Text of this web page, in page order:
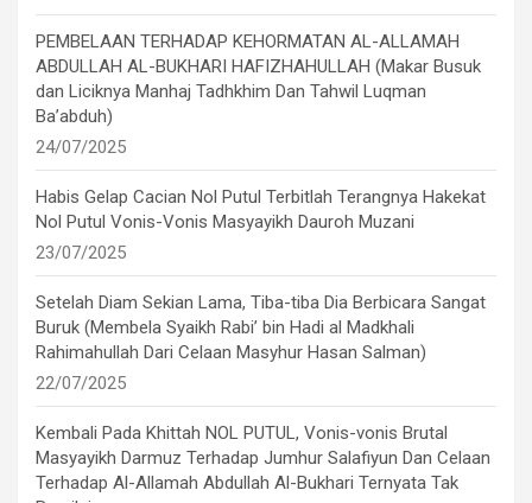
PEMBELAAN TERHADAP KEHORMATAN AL-ALLAMAH
ABDULLAH AL-BUKHARI HAFIZHAHULLAH (Makar Busuk
dan Liciknya Manhaj Tadhkhim Dan Tahwil Luqman
Ba’abduh)
24/07/2025
Habis Gelap Cacian Nol Putul Terbitlah Terangnya Hakekat
Nol Putul Vonis-Vonis Masyayikh Dauroh Muzani
23/07/2025
Setelah Diam Sekian Lama, Tiba-tiba Dia Berbicara Sangat
Buruk (Membela Syaikh Rabi’ bin Hadi al Madkhali
Rahimahullah Dari Celaan Masyhur Hasan Salman)
22/07/2025
Kembali Pada Khittah NOL PUTUL, Vonis-vonis Brutal
Masyayikh Darmuz Terhadap Jumhur Salafiyun Dan Celaan
Terhadap Al-Allamah Abdullah Al-Bukhari Ternyata Tak